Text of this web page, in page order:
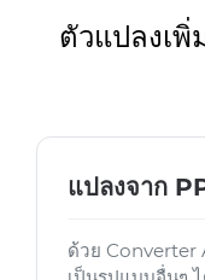
ตัวแปลงเพิ่
แปลงจาก
ด้วย Converter